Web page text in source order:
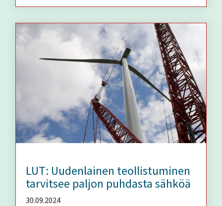
LUT: Uudenlainen teollistuminen
tarvitsee paljon puhdasta sähköä
30.09.2024